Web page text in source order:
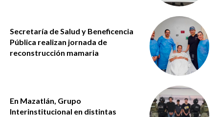
Secretaría de Salud y Beneficencia
Pública realizan jornada de
reconstrucción mamaria
En Mazatlán, Grupo
Interinstitucional en distintas